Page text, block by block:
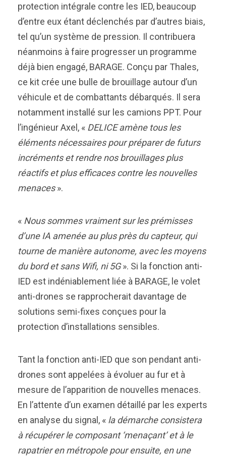
protection intégrale contre les IED, beaucoup
d’entre eux étant déclenchés par d’autres biais,
tel qu’un système de pression. Il contribuera
néanmoins à faire progresser un programme
déjà bien engagé, BARAGE. Conçu par Thales,
ce kit crée une bulle de brouillage autour d’un
véhicule et de combattants débarqués. Il sera
notamment installé sur les camions PPT. Pour
l’ingénieur Axel, « DELICE amène tous les
éléments nécessaires pour préparer de futurs
incréments et rendre nos brouillages plus
réactifs et plus efficaces contre les nouvelles
menaces».
« Nous sommes vraiment sur les prémisses
d’une IA amenée au plus près du capteur, qui
tourne de manière autonome, avec les moyens
du bord et sans Wifi, ni 5G». Si la fonction anti-
IED est indéniablement liée à BARAGE, le volet
anti-drones se rapprocherait davantage de
solutions semi-fixes conçues pour la
protection d’installations sensibles.
Tant la fonction anti-IED que son pendant anti-
drones sont appelées à évoluer au fur et à
mesure de l’apparition de nouvelles menaces.
En l’attente d’un examen détaillé par les experts
en analyse du signal, « la démarche consistera
à récupérer le composant ‘menaçant’ et à le
rapatrier en métropole pour ensuite, en une